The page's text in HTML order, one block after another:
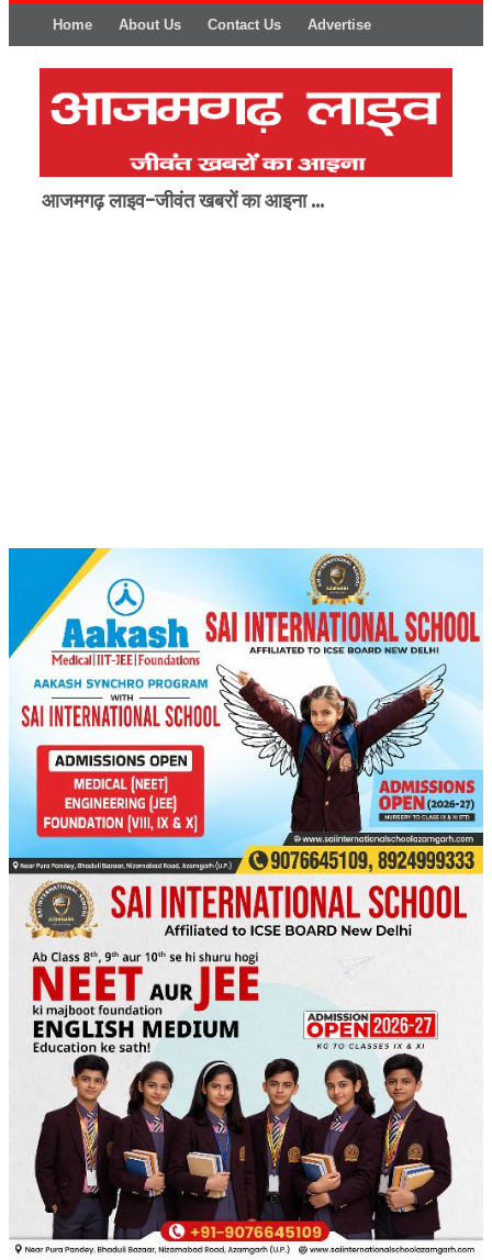
Home About Us Contact Us Advertise
आजमगढ़ लाइव-जीवंत खबरों का आइना ...